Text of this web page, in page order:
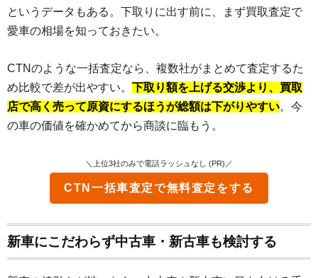
というデータもある。下取りに出す前に、まず買取査定で
愛車の相場を知っておきたい。
CTNのような一括査定なら、複数社がまとめて査定するた
め比較で差が出やすい。 下取り額を上げる交渉より、買取
店で高く売って原資にするほうが総額は下がりやすい。今
の車の価値を確かめてから商談に臨もう。
＼上位3社のみで電話ラッシュなし (PR)／
CTN一括車査定で無料査定をする
新車にこだわらず中古車・新古車も検討する